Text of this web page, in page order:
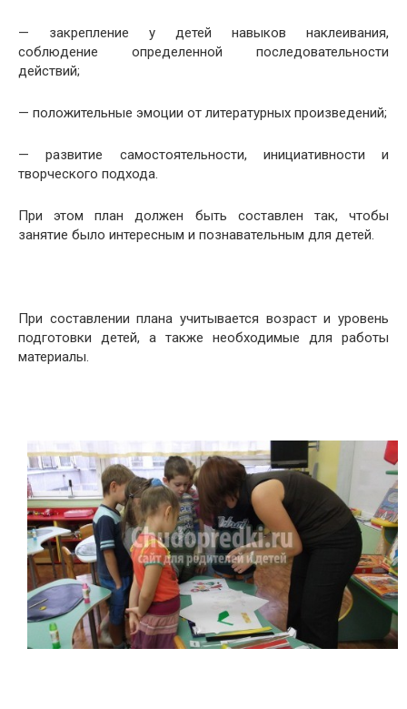
— закрепление у детей навыков наклеивания,
соблюдение определенной последовательности
действий;
— положительные эмоции от литературных произведений;
— развитие самостоятельности, инициативности и
творческого подхода.
При этом план должен быть составлен так, чтобы
занятие было интересным и познавательным для детей.
При составлении плана учитывается возраст и уровень
подготовки детей, а также необходимые для работы
материалы.